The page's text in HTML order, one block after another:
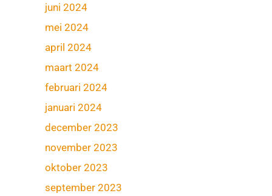
juni 2024
mei 2024
april 2024
maart 2024
februari 2024
januari 2024
december 2023
november 2023
oktober 2023
september 2023